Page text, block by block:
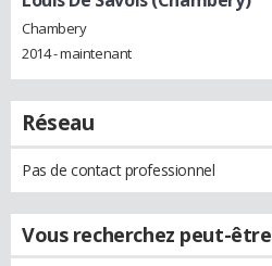
Chambery
2014 - maintenant
Réseau
Pas de contact professionnel
Vous recherchez peut-être